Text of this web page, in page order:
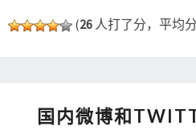
(26 人打了分，平均分
内
国内微博和